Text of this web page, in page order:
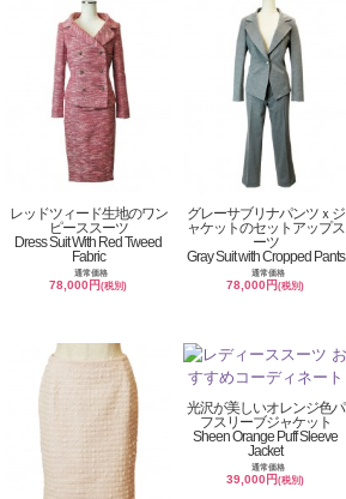
レッドツィード生地のワン
ピーススーツ
Dress Suit With Red Tweed
Fabric
通常価格
78,000円(税別)
グレーサブリナパンツｘジ
ャケットのセットアップス
ーツ
Gray Suit with Cropped Pants
通常価格
78,000円(税別)
光沢が美しいオレンジ色パ
フスリーブジャケット
Sheen Orange Puff Sleeve
Jacket
通常価格
39,000円(税別)